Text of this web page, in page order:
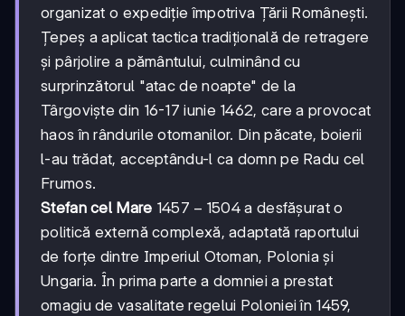
organizat o expediție împotriva Țării Românești.
Țepeș a aplicat tactica tradițională de retragere
și pârjolire a pământului, culminând cu
surprinzătorul "atac de noapte" de la
Târgoviște din 16-17 iunie 1462, care a provocat
haos în rândurile otomanilor. Din păcate, boierii
l-au trădat, acceptându-l ca domn pe Radu cel
Frumos.
Stefan cel Mare 1457-
1504
1457 − 1504 a desfășurat o
politică externă complexă, adaptată raportului
de forțe dintre Imperiul Otoman, Polonia și
Ungaria. În prima parte a domniei a prestat
omagiu de vasalitate regelui Poloniei în 1459,